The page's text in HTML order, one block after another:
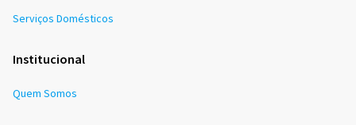
Serviços Domésticos
Institucional
Quem Somos